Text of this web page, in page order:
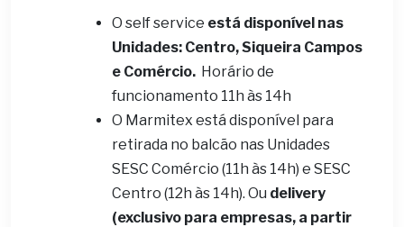
O self service está disponível nas
Unidades: Centro, Siqueira Campos
e Comércio. Horário de
funcionamento 11h às 14h
O Marmitex está disponível para
retirada no balcão nas Unidades
SESC Comércio (11h às 14h) e SESC
Centro (12h às 14h). Ou delivery
(exclusivo para empresas, a partir